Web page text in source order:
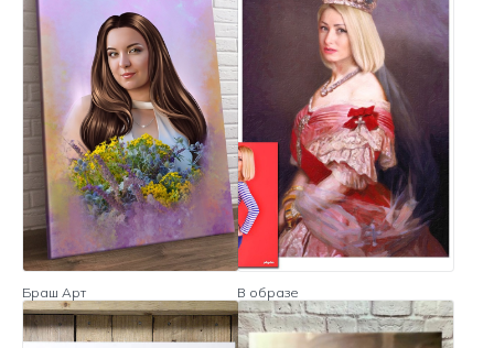
Браш Арт В образе